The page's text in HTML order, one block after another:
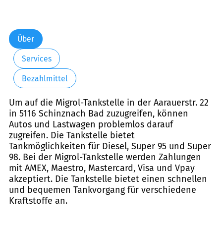
Über
Services
Bezahlmittel
Um auf die Migrol-Tankstelle in der Aarauerstr. 22
in 5116 Schinznach Bad zuzugreifen, können
Autos und Lastwagen problemlos darauf
zugreifen. Die Tankstelle bietet
Tankmöglichkeiten für Diesel, Super 95 und Super
98. Bei der Migrol-Tankstelle werden Zahlungen
mit AMEX, Maestro, Mastercard, Visa und Vpay
akzeptiert. Die Tankstelle bietet einen schnellen
und bequemen Tankvorgang für verschiedene
Kraftstoffe an.